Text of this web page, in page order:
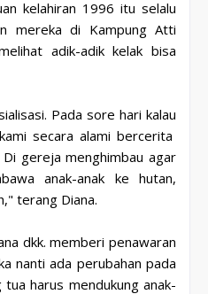
kelahiran 1996 itu selalu
mereka di Kampung Atti
adik-adik kelak bisa
Pada sore hari kalau
secara alami bercerita
gereja menghimbau agar
anak-anak ke hutan,
terang Diana.
dkk. memberi penawaran
nanti ada perubahan pada
harus mendukung anak-